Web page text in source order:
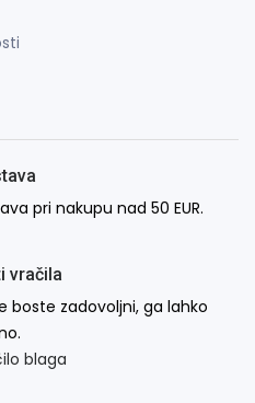
pri nakupu nad 50 EUR.
vračila
boste zadovoljni, ga lahko
blaga